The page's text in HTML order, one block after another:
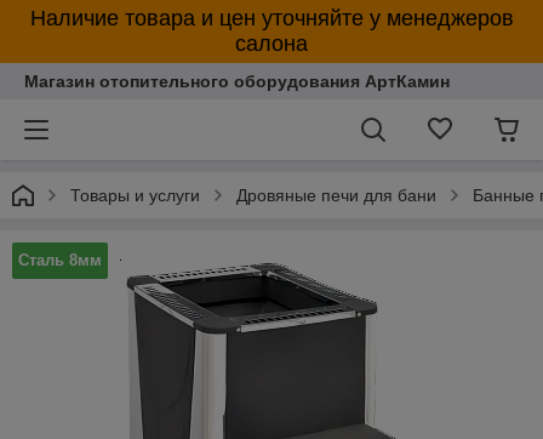
Наличие товара и цен уточняйте у менеджеров
салона
Магазин отопительного оборудования АртКамин
Товары и услуги Дровяные печи для бани Банные
Сталь 8мм